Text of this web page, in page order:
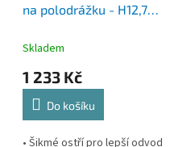
na polodrážku - H12,7
Skladem
1 233 Kč
Do košíku
• Šikmé ostří pro lepší odvod